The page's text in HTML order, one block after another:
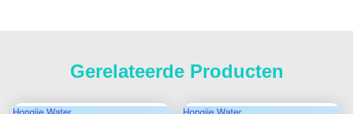
Gerelateerde Producten